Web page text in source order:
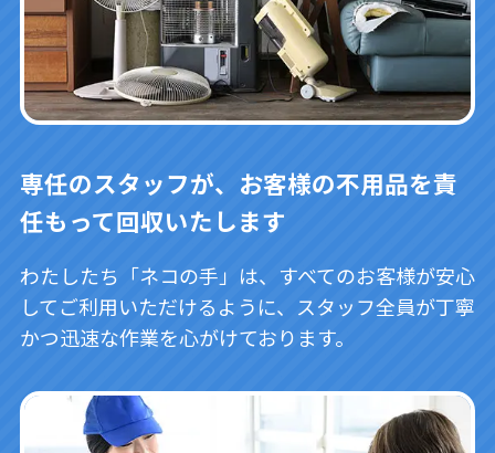
専任のスタッフが、お客様の不用品を責
任もって回収いたします
わたしたち「ネコの手」は、すべてのお客様が安心
してご利用いただけるように、スタッフ全員が丁寧
かつ迅速な作業を心がけております。